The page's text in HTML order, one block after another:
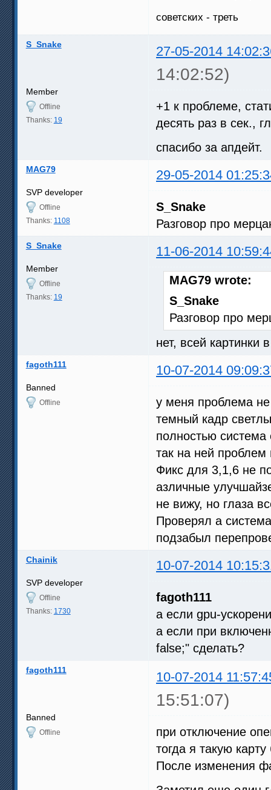
советских - треть
S_Snake 27-05-2014
14:02:52)
Member
Offline
Thanks: 19
+1 к проблеме,
десять раз в сек.,
спасибо за апдейт.
MAG79 29-05-2014
SVP developer
Offline
Thanks: 1108
S_Snake
Разговор про
S_Snake 11-06-2014
Member
Offline
Thanks: 19
MAG79 wrote:
S_Snake
Разговор про
нет, всей картинки
fagoth111 10-07-2014
Banned
Offline
у меня проблема
темный кадр
полностью
так на ней проблем
Фикс для 3,1,6 не
азличные
не вижу, но глаза
Проверял а
подзабыл
Chainik 10-07-2014
SVP developer
Offline
Thanks: 1730
fagoth111
а если gpu-
а если при
false;" сделать?
fagoth111 10-07-2014
15:51:07)
Banned
Offline
при отключение
тогда я такую
После изменения